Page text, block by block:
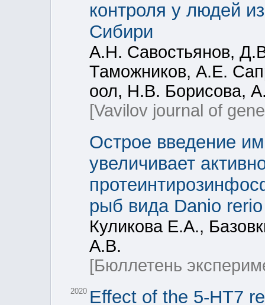
контроля у людей
Сибири
А.Н. Савостьянов,
Таможников, А.Е.
оол, Н.В. Борисова,
[Vavilov journal of
Острое введение
увеличивает
рыб вида Danio rerio
Куликова Е.А.,
А.В.
[Бюллетень
2020 Effect of the 5-HT7